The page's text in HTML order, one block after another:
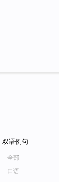
双语例句
全部
口语